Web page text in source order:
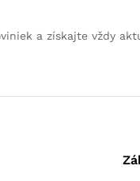
a získajte vždy